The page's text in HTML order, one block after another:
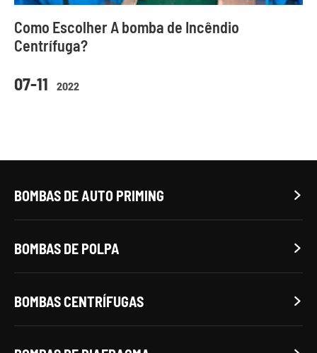
07-11 2022
Como Escolher A bomba de Incêndio
Centrífuga?
BOMBAS DE AUTO PRIMING 
BOMBAS DE POLPA 
BOMBAS CENTRÍFUGAS 